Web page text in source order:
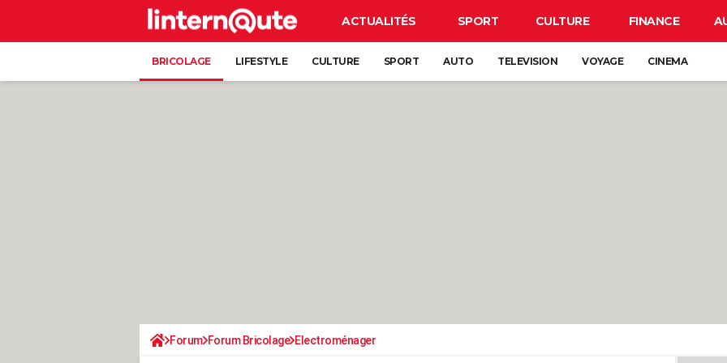
ACTUALITÉS SPORT CULTURE FINANCE
BRICOLAGE LIFESTYLE CULTURE SPORT AUTO TELEVISION VOYAGE CINEMA
Forum Forum Bricolage Electroménager